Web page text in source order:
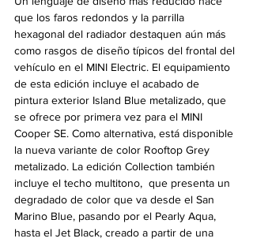
que los faros redondos y la parrilla
hexagonal del radiador destaquen aún más
como rasgos de diseño típicos del frontal del
vehículo en el MINI Electric. El equipamiento
de esta edición incluye el acabado de
pintura exterior Island Blue metalizado, que
se ofrece por primera vez para el MINI
Cooper SE. Como alternativa, está disponible
la nueva variante de color Rooftop Grey
metalizado. La edición Collection también
incluye el techo multitono,  que presenta un
degradado de color que va desde el San
Marino Blue, pasando por el Pearly Aqua,
hasta el Jet Black, creado a partir de una